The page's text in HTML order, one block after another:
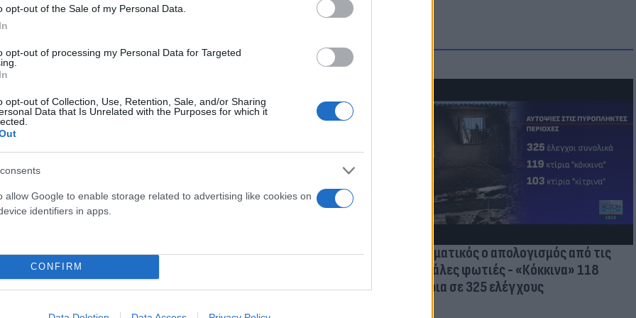
opt-out of the Sale of my Personal Data.
opt-out of processing my Personal Data for Targeted
opt-out of Collection, Use, Retention, Sale, and/or Sharing
Data that Is Unrelated with the Purposes for which it
allow Google to enable storage related to advertising like cookies on
identifiers in apps.
CONFIRM
στην παρουσίαση του
(video)
"φιλίες" μεταξύ διαφορετικών ειδών
Δραματικός ο απολογισμός από τις
μεγάλες φωτιές - «Κόκκινα» 118
κτίρια σε 325 ελέγχους